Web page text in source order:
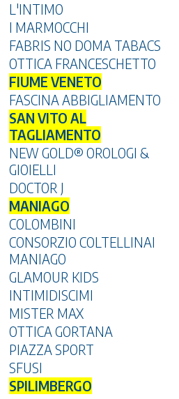
L'INTIMO
I MARMOCCHI
FABRIS NO DOMA TABACS
OTTICA FRANCESCHETTO
FIUME VENETO
FASCINA ABBIGLIAMENTO
SAN VITO AL
TAGLIAMENTO
NEW GOLD® OROLOGI &
GIOIELLI
DOCTOR J
MANIAGO
COLOMBINI
CONSORZIO COLTELLINAI
MANIAGO
GLAMOUR KIDS
INTIMIDISCIMI
MISTER MAX
OTTICA GORTANA
PIAZZA SPORT
SFUSI
SPILIMBERGO